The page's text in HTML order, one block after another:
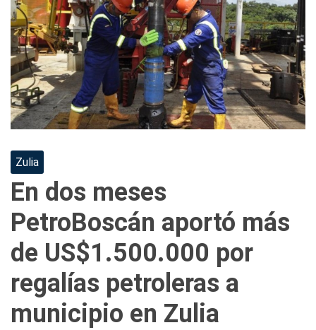
Zulia
En dos meses
PetroBoscán aportó más
de US$1.500.000 por
regalías petroleras a
municipio en Zulia